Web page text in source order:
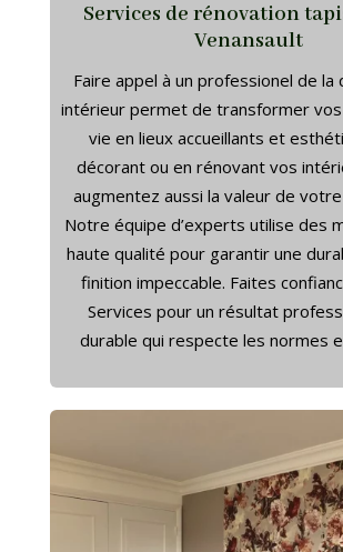
Services de rénovation
Venansault
Faire appel à un professionel de la
intérieur permet de transformer
vie en lieux accueillants et
décorant ou en rénovant vos
augmentez aussi la valeur de
Notre équipe d’experts utilise des
haute qualité pour garantir une
finition impeccable. Faites
Services pour un résultat
durable qui respecte les normes